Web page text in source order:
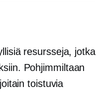
resursseja, jotka
Pohjimmiltaan
toistuvia